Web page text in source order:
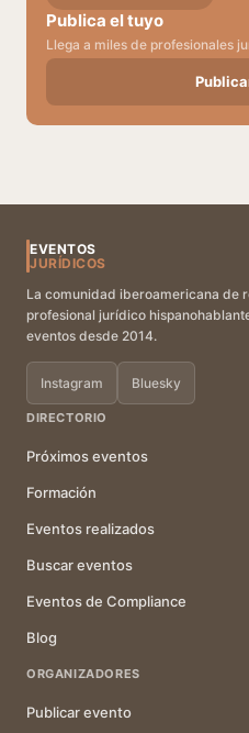
Publica el tuyo
Llega a miles de profesionales
EVENTOS
JURÍDICOS
La comunidad iberoamericana de
profesional jurídico
eventos desde 2014.
Instagram Bluesky
DIRECTORIO
Próximos eventos
Formación
Eventos realizados
Buscar eventos
Eventos de Compliance
Blog
ORGANIZADORES
Publicar evento